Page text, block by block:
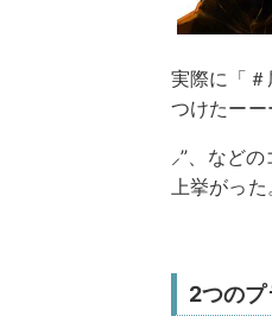
実際に「
つけたー
︎⸝”、など
上挙がった
2つの